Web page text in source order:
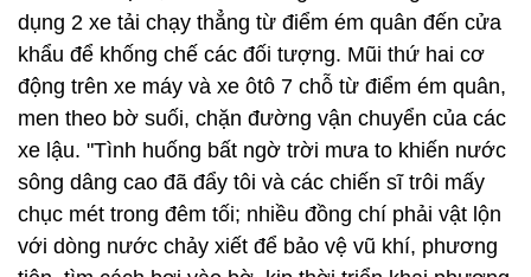
Đình Lập, Phó Tiểu đoàn trưởng cho biết, quá trình
trinh sát, nắm tình hình địa bàn gặp nhiều khó khăn
khi phải rong ruổi hàng chục ngày khắp các tuyến
đường. Trong khi các đối tượng rất cảnh giác, có
nhiều mối quan hệ, nắm thông tin nhanh, liên tục
gây khó khăn cho công tác trinh sát.
Theo kế hoạch, mũi thứ nhất gồm 30 đồng chí sử
dụng 2 xe tải chạy thẳng từ điểm ém quân đến cửa